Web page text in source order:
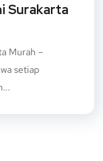
Surakarta
Murah –
setiap